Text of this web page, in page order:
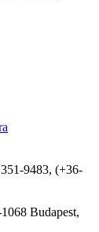
9483, (+36-
Budapest,